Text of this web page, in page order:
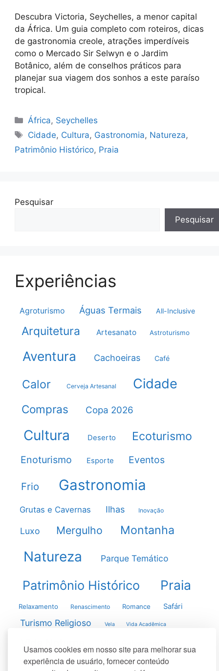
Usamos cookies em nosso site para melhorar sua
experiência de usuário, fornecer conteúdo
Descubra Victoria, Seychelles, a menor capital
da África. Um guia completo com roteiros, dicas
de gastronomia creole, atrações imperdíveis
como o Mercado Sir Selwyn e o Jardim
Botânico, além de conselhos práticos para
planejar sua viagem dos sonhos a este paraíso
tropical.
Categorias
África, Seychelles
Tags
Cidade, Cultura, Gastronomia, Natureza,
Patrimônio Histórico, Praia
Pesquisar
Pesquisar
Experiências
Agroturismo Águas Termais All-Inclusive
Arquitetura Artesanato Astroturismo
Aventura Cachoeiras Café
Calor Cerveja Artesanal Cidade
Compras Copa 2026
Cultura Deserto Ecoturismo
Enoturismo Esporte Eventos
Frio Gastronomia
Grutas e Cavernas Ilhas Inovação
Luxo Mergulho Montanha
Natureza Parque Temático
Patrimônio Histórico Praia
Relaxamento Renascimento Romance Safári
Turismo Religioso Vela Vida Acadêmica
Vulcões